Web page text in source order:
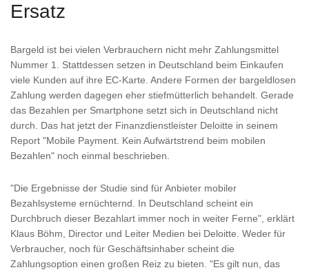
Ersatz
Bargeld ist bei vielen Verbrauchern nicht mehr Zahlungsmittel
Nummer 1. Stattdessen setzen in Deutschland beim Einkaufen
viele Kunden auf ihre EC-Karte. Andere Formen der bargeldlosen
Zahlung werden dagegen eher stiefmütterlich behandelt. Gerade
das Bezahlen per Smartphone setzt sich in Deutschland nicht
durch. Das hat jetzt der Finanzdienstleister Deloitte in seinem
Report "Mobile Payment. Kein Aufwärtstrend beim mobilen
Bezahlen" noch einmal beschrieben.
"Die Ergebnisse der Studie sind für Anbieter mobiler
Bezahlsysteme ernüchternd. In Deutschland scheint ein
Durchbruch dieser Bezahlart immer noch in weiter Ferne", erklärt
Klaus Böhm, Director und Leiter Medien bei Deloitte. Weder für
Verbraucher, noch für Geschäftsinhaber scheint die
Zahlungsoption einen großen Reiz zu bieten. "Es gilt nun, das